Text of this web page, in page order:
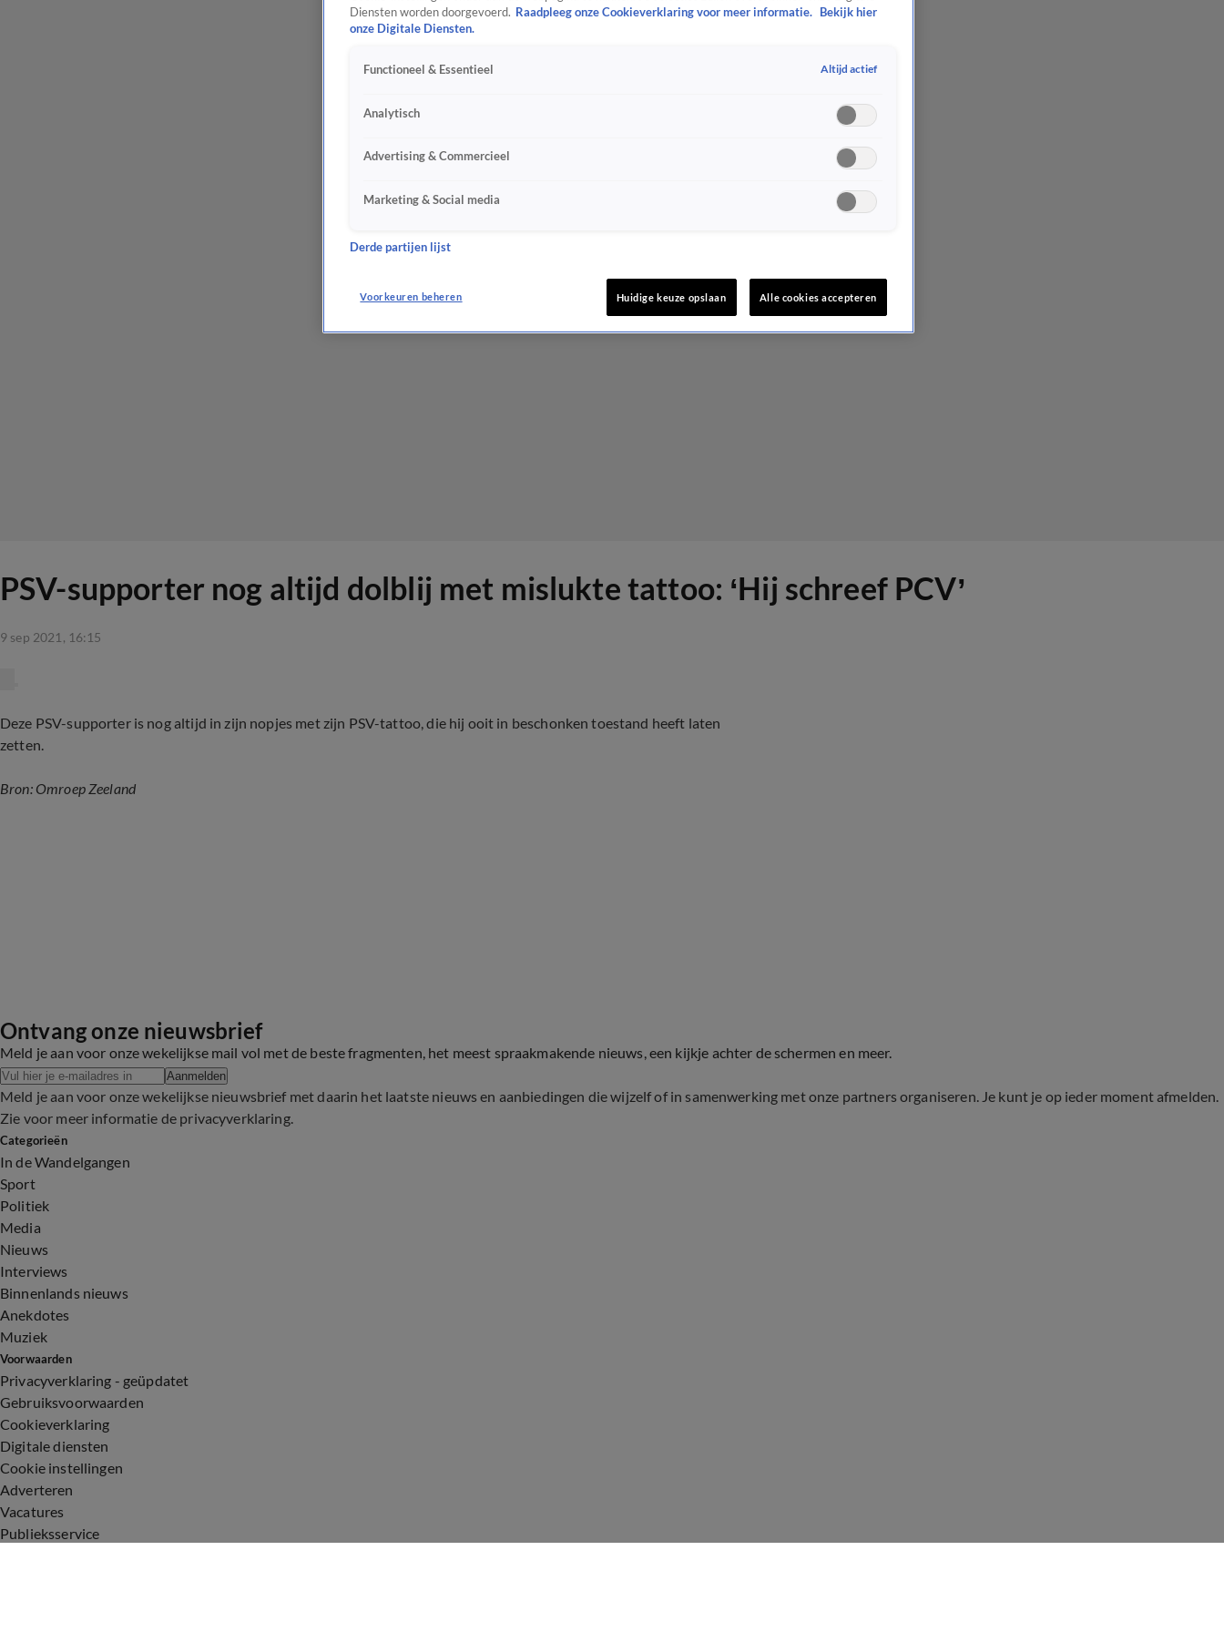
PSV-supporter nog altijd dolblij met mislukte tattoo: ‘Hij schreef PCV’
9 sep 2021, 16:15
Deze PSV-supporter is nog altijd in zijn nopjes met zijn PSV-tattoo, die hij ooit in beschonken toestand heeft laten
zetten.
Bron: Omroep Zeeland
Ontvang onze nieuwsbrief
Meld je aan voor onze wekelijkse mail vol met de beste fragmenten, het meest spraakmakende nieuws, een kijkje achter de schermen en meer.
Aanmelden
Meld je aan voor onze wekelijkse nieuwsbrief met daarin het laatste nieuws en aanbiedingen die wijzelf of in samenwerking met onze partners organiseren. Je kunt je op ieder moment afmelden.
Zie voor meer informatie de privacyverklaring.
Categorieën
In de Wandelgangen
Sport
Politiek
Media
Nieuws
Interviews
Binnenlands nieuws
Anekdotes
Muziek
Voorwaarden
Privacyverklaring - geüpdatet
Gebruiksvoorwaarden
Cookieverklaring
Digitale diensten
Cookie instellingen
Adverteren
Vacatures
Publieksservice
Diensten worden doorgevoerd. Raadpleeg onze Cookieverklaring voor meer informatie.
Bekijk hier
onze Digitale Diensten.
Functioneel & Essentieel Altijd actief
Analytisch
Advertising & Commercieel
Marketing & Social media
Derde partijen lijst
Voorkeuren beheren Huidige keuze opslaan Alle cookies accepteren